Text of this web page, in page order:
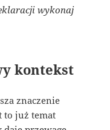
wykonaj
kontekst
znaczenie
to już temat